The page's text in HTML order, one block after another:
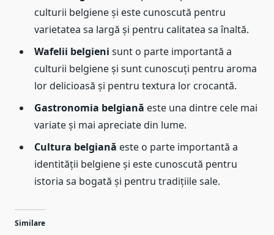
culturii belgiene și este cunoscută pentru
varietatea sa largă și pentru calitatea sa înaltă.
Wafelii belgieni sunt o parte importantă a
culturii belgiene și sunt cunoscuți pentru aroma
lor delicioasă și pentru textura lor crocantă.
Gastronomia belgiană este una dintre cele mai
variate și mai apreciate din lume.
Cultura belgiană este o parte importantă a
identității belgiene și este cunoscută pentru
istoria sa bogată și pentru tradițiile sale.
Similare